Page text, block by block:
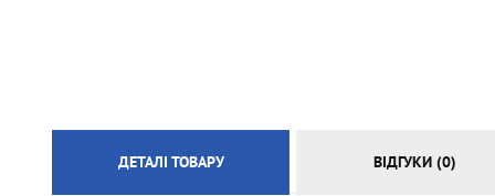
ДЕТАЛІ ТОВАРУ ВІДГУКИ (0)